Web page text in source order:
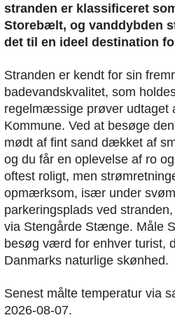
stranden er klassificeret
Storebælt, og vanddybden
det til en ideel destination
Stranden er kendt for sin
badevandskvalitet, som
regelmæssige prøver udtaget
Kommune. Ved at besøge
mødt af fint sand dækket af
og du får en oplevelse af ro
oftest roligt, men
opmærksom, især under
parkeringsplads ved
via Stengårde Stænge. Måle
besøg værd for enhver turist,
Danmarks naturlige skønhed.
Senest målte temperatur via
2026-08-07.